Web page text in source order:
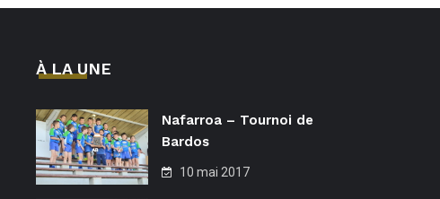
À LA UNE
Nafarroa – Tournoi de
Bardos
10 mai 2017